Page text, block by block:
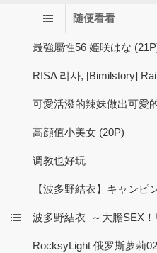
随便看看
最強屬性56 姫咲はな
RISA 리사, [Bimilstory]
可愛活潑的辣妹做出可愛
高顔值小美女 (20P)
调教也好玩
【波多野結衣】キャンピ
波多野結衣_～大膽SEX
RocksyLight 俄罗斯萝莉